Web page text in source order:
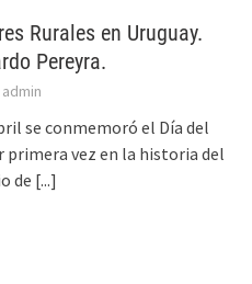
Rurales en Uruguay.
Pereyra.
admin
se conmemoró el Día del
primera vez en la historia del
de [...]